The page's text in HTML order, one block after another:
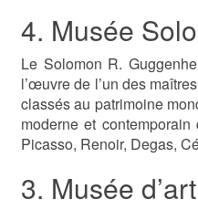
4. Musée
Le Solomon R.
l’œuvre de l’un des
classés au patrimoine
moderne et
Picasso, Renoir, Degas,
3. Musée